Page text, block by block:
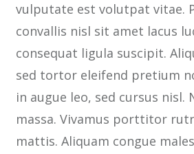
vulputate est volutpat vitae.
convallis nisl sit amet lacus
consequat ligula suscipit.
sed tortor eleifend pretium
in augue leo, sed cursus nisl.
massa. Vivamus porttitor
mattis. Aliquam congue